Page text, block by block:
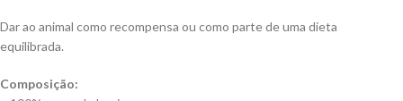
Dar ao animal como recompensa ou como parte de uma dieta
equilibrada.
Composição: